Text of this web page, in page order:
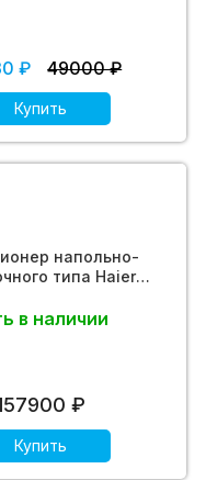
₽ 49000 ₽
Купить
напольно-
типа Haier
в наличии
₽
Купить